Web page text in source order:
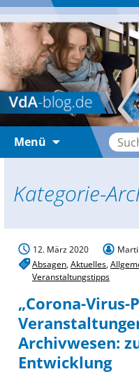
Menü
nach:
Kategorie-
12. März 2020
Absagen,Aktuelles,
Veranstaltungstipps
„Corona-Virus-
Archivwesen:
Entwicklung